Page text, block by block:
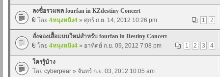
ลงชื่อรวมพล fourfan in KZdestiny Concert
1
2
โดย 4หนุงหนิง4 » ศุกร์ ก.ย. 14, 2012 10:26 pm
สั่งจองเสื้อแบบใหม่สำหรับ fourfan in Destiny Concert
1
2 3 4
โดย 4หนุงหนิง4 » อาทิตย์ ก.ย. 09, 2012 7:08 pm
ใครรู้บ้าง
โดย cyberpear » จันทร์ ก.ย. 03, 2012 10:05 am